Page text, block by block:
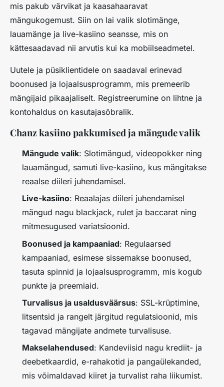
mis pakub värvikat ja kaasahaaravat
mängukogemust. Siin on lai valik slotimänge,
lauamänge ja live-kasiino seansse, mis on
kättesaadavad nii arvutis kui ka mobiilseadmetel.
Uutele ja püsiklientidele on saadaval erinevad
boonused ja lojaalsusprogramm, mis premeerib
mängijaid pikaajaliselt. Registreerumine on lihtne ja
kontohaldus on kasutajasõbralik.
Chanz kasiino pakkumised ja mängude valik
Mängude valik: Slotimängud, videopokker ning
lauamängud, samuti live-kasiino, kus mängitakse
reaalse diileri juhendamisel.
Live-kasiino: Reaalajas diileri juhendamisel
mängud nagu blackjack, rulet ja baccarat ning
mitmesugused variatsioonid.
Boonused ja kampaaniad: Regulaarsed
kampaaniad, esimese sissemakse boonused,
tasuta spinnid ja lojaalsusprogramm, mis kogub
punkte ja preemiaid.
Turvalisus ja usaldusväärsus: SSL-krüptimine,
litsentsid ja rangelt järgitud regulatsioonid, mis
tagavad mängijate andmete turvalisuse.
Makselahendused: Kandeviisid nagu krediit- ja
deebetkaardid, e-rahakotid ja pangaülekanded,
mis võimaldavad kiiret ja turvalist raha liikumist.